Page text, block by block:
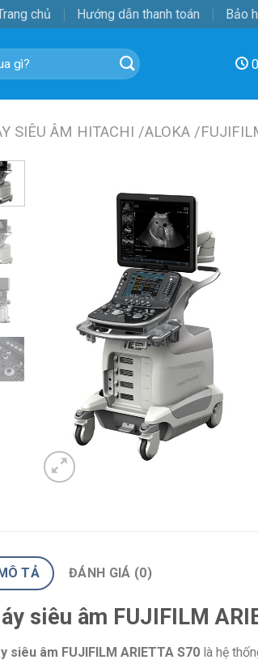
chủ Hướng dẫn thanh toán Bảo
SIÊU ÂM HITACHI /ALOKA /
TẢ ĐÁNH GIÁ (0)
siêu âm FUJIFILM
siêu âm FUJIFILM ARIETTA S70là hệ